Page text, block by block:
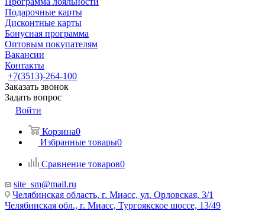
Подарочные карты
Дисконтные карты
Бонусная программа
Оптовым покупателям
Вакансии
Контакты
+7(3513)-264-100
Заказать звонок
Задать вопрос
Войти
Корзина0
Избранные товары0
Сравнение товаров0
site_sm@mail.ru
Челябинская область, г. Миасс, ул. Орловская, 3/1
Челябинская обл., г. Миасс, Тургоякское шоссе, 13/49